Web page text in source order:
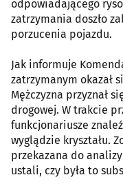
odpowiadającego
zatrzymania doszło
porzucenia pojazdu.
Jak informuje
zatrzymanym okazał
Mężczyzna przyznał
drogowej. W trakcie
funkcjonariusze
wyglądzie kryształu.
przekazana do
ustali, czy była to